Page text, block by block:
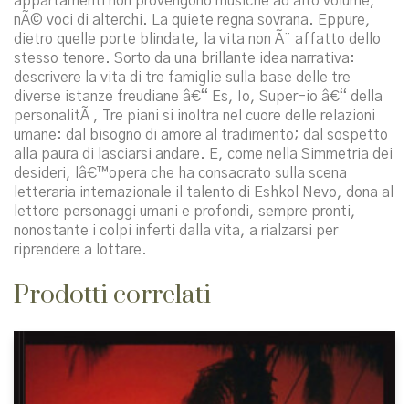
nÃ© voci di alterchi. La quiete regna sovrana. Eppure,
dietro quelle porte blindate, la vita non Ã¨ affatto dello
stesso tenore. Sorto da una brillante idea narrativa:
descrivere la vita di tre famiglie sulla base delle tre
diverse istanze freudiane â€“ Es, Io, Super-io â€“ della
personalitÃ , Tre piani si inoltra nel cuore delle relazioni
umane: dal bisogno di amore al tradimento; dal sospetto
alla paura di lasciarsi andare. E, come nella Simmetria dei
desideri, lâ€™opera che ha consacrato sulla scena
letteraria internazionale il talento di Eshkol Nevo, dona al
lettore personaggi umani e profondi, sempre pronti,
nonostante i colpi inferti dalla vita, a rialzarsi per
riprendere a lottare.
Prodotti correlati